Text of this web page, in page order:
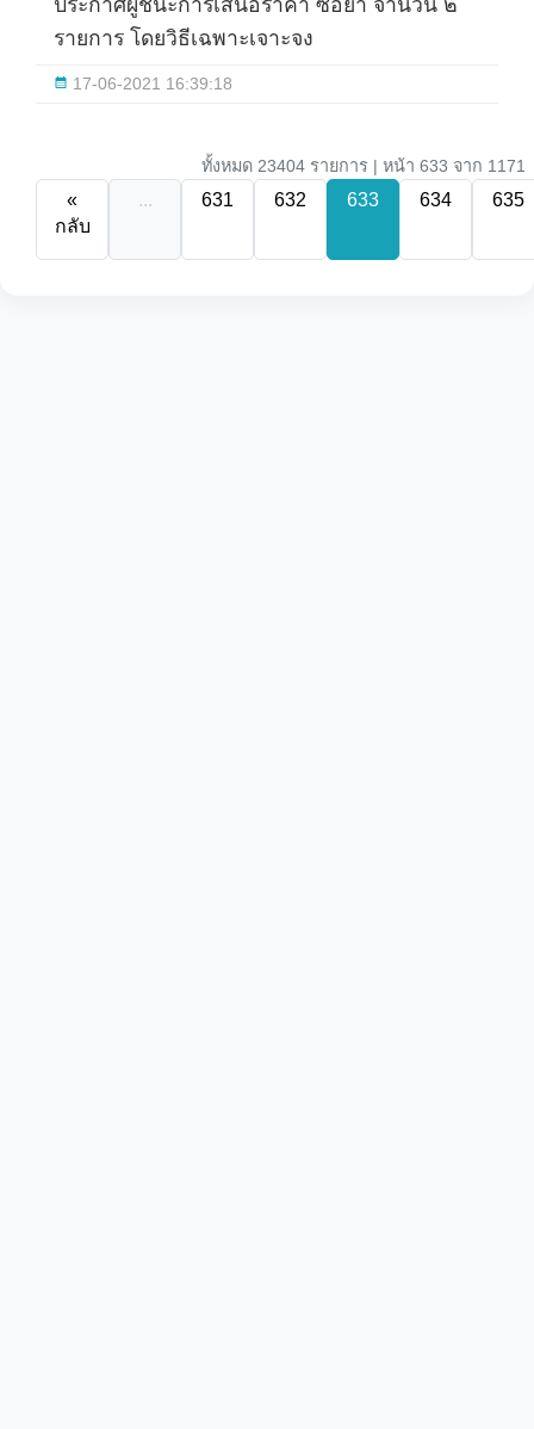
ประกาศผู้ชนะการเสนอราคา ซื้อยา จำนวน ๒
รายการ โดยวิธีเฉพาะเจาะจง
17-06-2021 16:39:18
ทั้งหมด 23404 รายการ | หน้า 633 จาก 1171
«
กลับ
... 631 632 633 634 635